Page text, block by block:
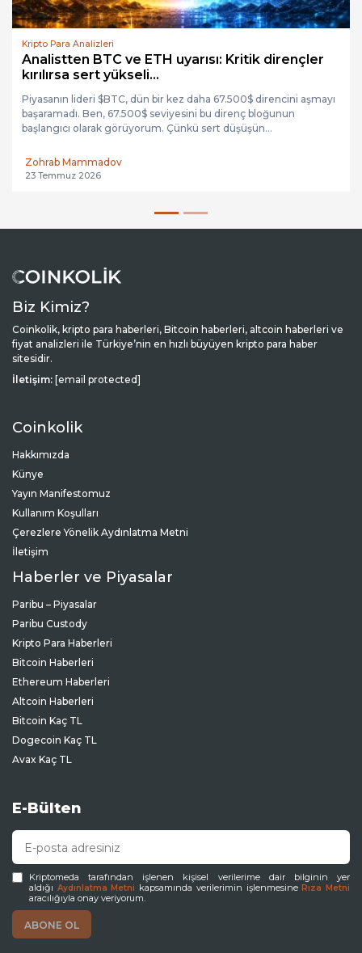
Kripto Para Analizleri
Analistten BTC ve ETH uyarısı: Kritik dirençler
kırılırsa sert yükseli...
Piyasanın lideri $BTC, dün bir kez daha 67.500$ direncini aşmayı
başaramadı. Ben, 67.500$ seviyesini bu direnç bloğunun
başlangıcı olarak görüyorum. Çünkü sert düşüşün...
Zohrab Mammadov
23 Temmuz 2026
Biz Kimiz?
Coinkolik, kripto para haberleri, Bitcoin haberleri, altcoin haberleri ve
fiyat analizleri ile Türkiye’nin en hızlı büyüyen kripto para haber
sitesidir.
İletişim: [email protected]
Coinkolik
Hakkımızda
Künye
Yayın Manifestomuz
Kullanım Koşulları
Çerezlere Yönelik Aydınlatma Metni
İletişim
Haberler ve Piyasalar
Paribu – Piyasalar
Paribu Custody
Kripto Para Haberleri
Bitcoin Haberleri
Ethereum Haberleri
Altcoin Haberleri
Bitcoin Kaç TL
Dogecoin Kaç TL
Avax Kaç TL
E-Bülten
Kriptomeda tarafından işlenen kişisel verilerime dair bilginin yer
aldığı Aydınlatma Metni kapsamında verilerimin işlenmesineRıza Metni
aracılığıyla onay veriyorum.